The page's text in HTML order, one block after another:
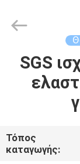
ΣΠΊΤΙ
ΒΊΝΤΕΟ
Rights
SGS
Τόπος
καταγωγής: